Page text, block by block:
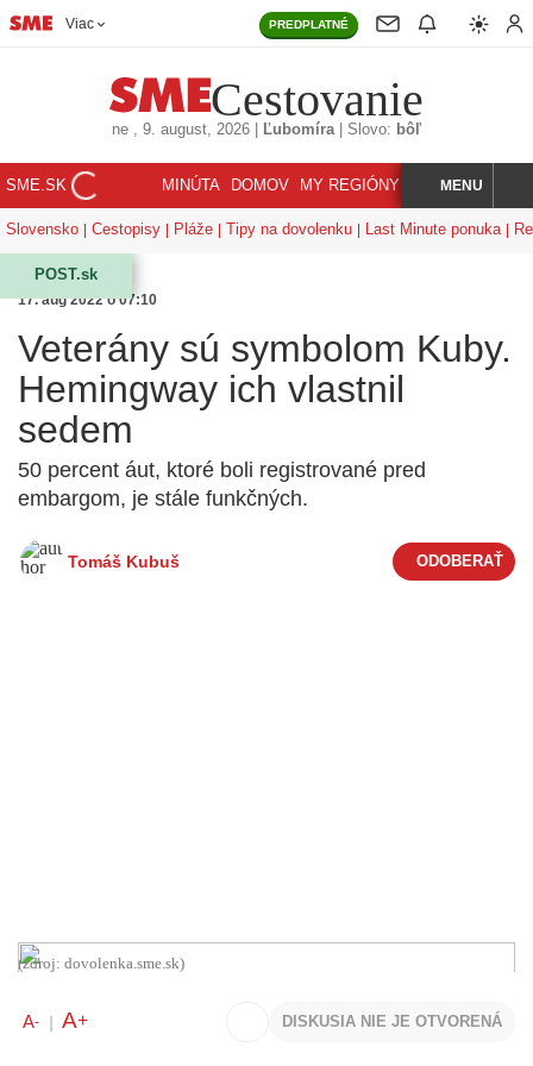
Viac PREDPLATNÉ
Cestovanie
ne , 9. august, 2026 Ľubomíra| Slovo: bôľ
SME.SK MINÚTA DOMOV MY REGIÓNY KORZÁR
HĽADAJMENU
Slovensko Cestopisy Pláže Tipy na dovolenku Last Minute ponuka
POST.sk
17. aug 2022 o 07:10
Veterány sú symbolom Kuby.
Hemingway ich vlastnil
sedem
50 percent áut, ktoré boli registrované pred
embargom, je stále funkčných.
Tomáš Kubuš
(zdroj: dovolenka.sme.sk)
A- A+ DISKUSIA NIE JE OTVORENÁ